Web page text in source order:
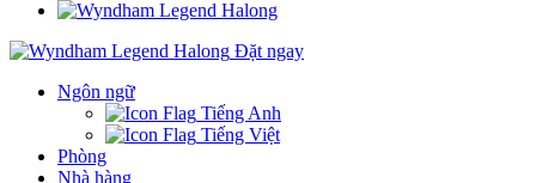
Đặt ngay
Ngôn ngữ
Tiếng Anh
Tiếng Việt
Phòng
Nhà hàng